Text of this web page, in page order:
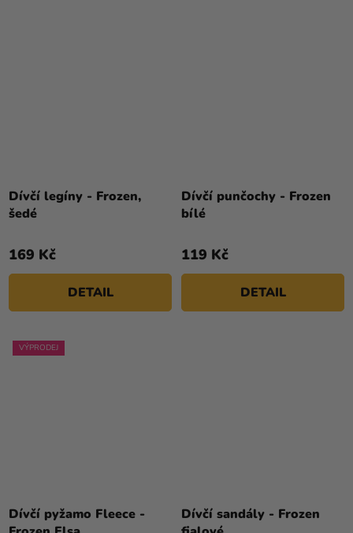
Dívčí legíny - Frozen,
šedé
169 Kč
DETAIL
Dívčí punčochy - Frozen
bílé
119 Kč
DETAIL
VÝPRODEJ
Dívčí pyžamo Fleece -
Dívčí sandály - Frozen